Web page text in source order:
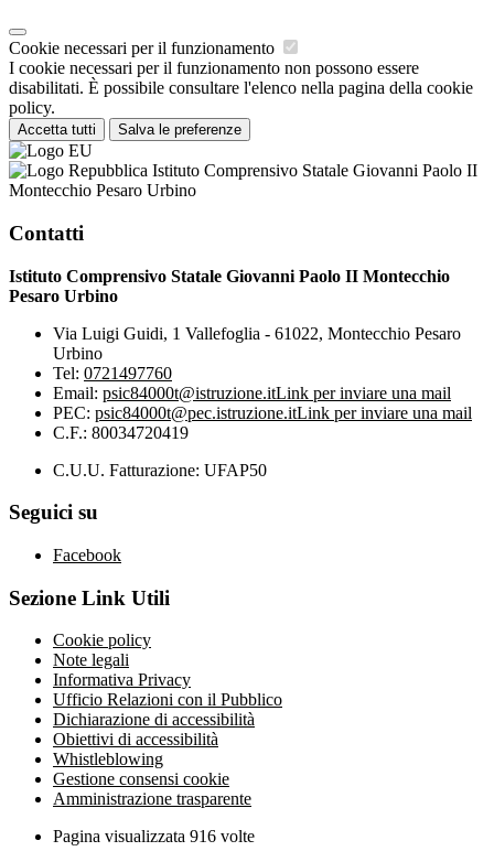
Cookie necessari per il funzionamento
I cookie necessari per il funzionamento non possono essere
disabilitati. È possibile consultare l'elenco nella pagina della cookie
policy.
Accetta tutti Salva le preferenze
Istituto Comprensivo Statale Giovanni Paolo II
Montecchio Pesaro Urbino
Contatti
Istituto Comprensivo Statale Giovanni Paolo II Montecchio
Pesaro Urbino
Via Luigi Guidi, 1 Vallefoglia - 61022, Montecchio Pesaro
Urbino
Tel: 0721497760
Email: psic84000t@istruzione.itLink per inviare una mail
PEC: psic84000t@pec.istruzione.itLink per inviare una mail
C.F.: 80034720419
C.U.U. Fatturazione: UFAP50
Seguici su
Facebook
Sezione Link Utili
Cookie policy
Note legali
Informativa Privacy
Ufficio Relazioni con il Pubblico
Dichiarazione di accessibilità
Obiettivi di accessibilità
Whistleblowing
Gestione consensi cookie
Amministrazione trasparente
Pagina visualizzata 916 volte